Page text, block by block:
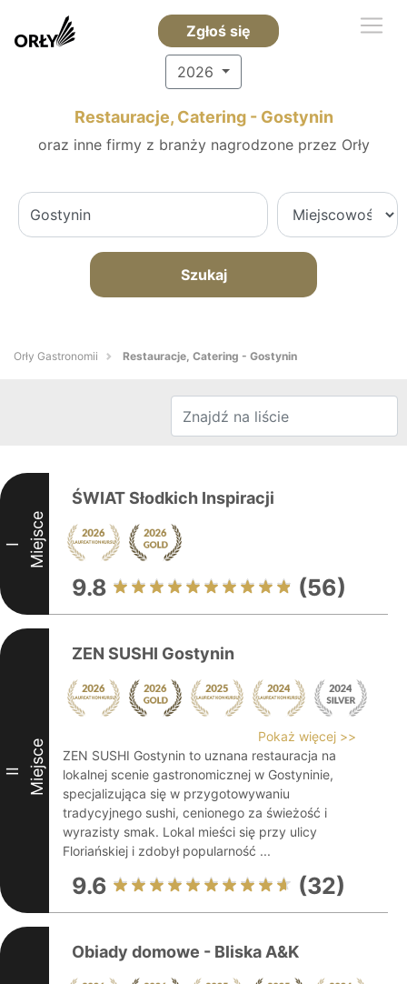
Zgłoś się
2026
Restauracje, Catering - Gostynin
oraz inne firmy z branży nagrodzone przez Orły
Szukaj
Orły Gastronomii Restauracje, Catering - Gostynin
I Miejsce
ŚWIAT Słodkich Inspiracji
9.8 (56)
II Miejsce
ZEN SUSHI Gostynin
Pokaż więcej >>
ZEN SUSHI Gostynin to uznana restauracja na
lokalnej scenie gastronomicznej w Gostyninie,
specjalizująca się w przygotowywaniu
tradycyjnego sushi, cenionego za świeżość i
wyrazisty smak. Lokal mieści się przy ulicy
Floriańskiej i zdobył popularność ...
9.6 (32)
Obiady domowe - Bliska A&K